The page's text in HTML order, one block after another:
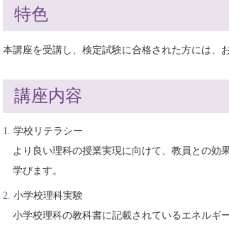
特色
本講座を受講し、検定試験に合格された方には、
講座内容
学校リテラシー
より良い理科の授業実現に向けて、教員との効
学びます。
小学校理科実験
小学校理科の教科書に記載されているエネルギ